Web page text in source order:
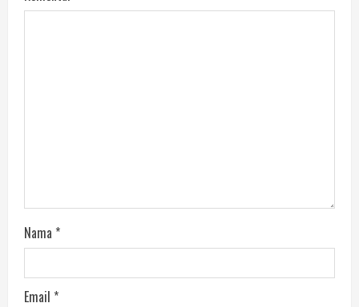
Nama *
Email *